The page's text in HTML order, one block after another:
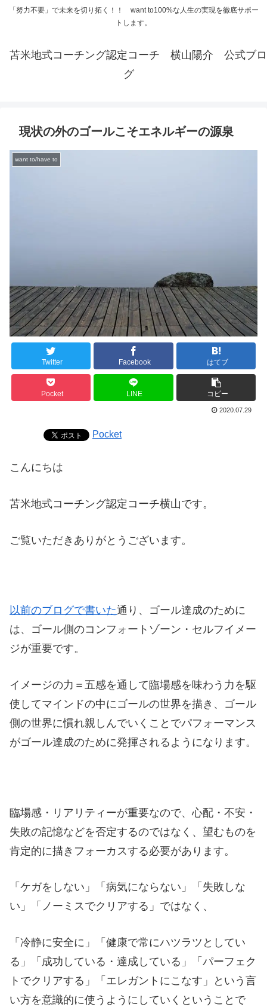
「努力不要」で未来を切り拓く！！ want to100%な人生の実現を徹底サポー
トします。
苫米地式コーチング認定コーチ 横山陽介 公式ブロ
グ
現状の外のゴールこそエネルギーの源泉
want to/have to
Twitter Facebook はてブ
Pocket LINE コピー
2020.07.29
Pocket
こんにちは
苫米地式コーチング認定コーチ横山です。
ご覧いただきありがとうございます。
以前のブログで書いた通り、ゴール達成のために
は、ゴール側のコンフォートゾーン・セルフイメー
ジが重要です。
イメージの力＝五感を通して臨場感を味わう力を駆
使してマインドの中にゴールの世界を描き、ゴール
側の世界に慣れ親しんでいくことでパフォーマンス
がゴール達成のために発揮されるようになります。
臨場感・リアリティーが重要なので、心配・不安・
失敗の記憶などを否定するのではなく、望むものを
肯定的に描きフォーカスする必要があります。
「ケガをしない」「病気にならない」「失敗しな
い」「ノーミスでクリアする」ではなく、
「冷静に安全に」「健康で常にハツラツとしてい
る」「成功している・達成している」「パーフェク
トでクリアする」「エレガントにこなす」という言
い方を意識的に使うようにしていくということで